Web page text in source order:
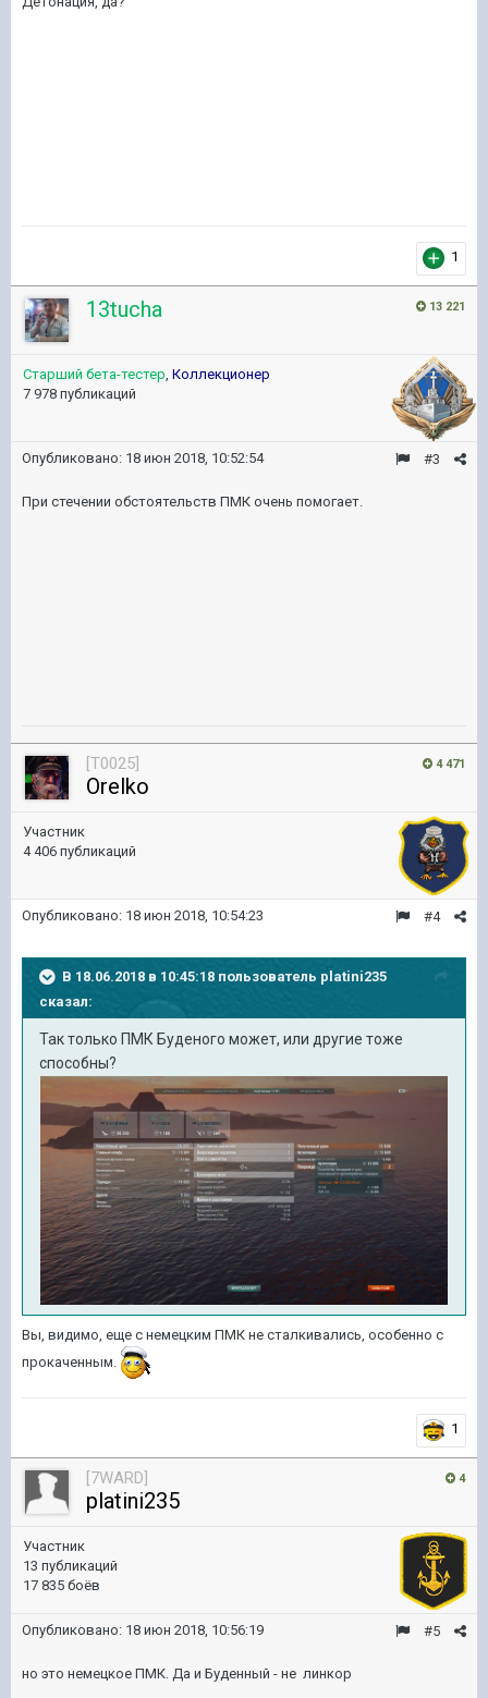
1
13 221
13tucha
Старший бета-тестер, Коллекционер
7 978 публикаций
#3
Опубликовано: 18 июн 2018, 10:52:54
При стечении обстоятельств ПМК очень помогает.
4 471
[T0025]
Orelko
Участник
4 406 публикаций
#4
Опубликовано: 18 июн 2018, 10:54:23
В 18.06.2018 в 10:45:18 пользователь platini235
сказал:
Так только ПМК Буденого может, или другие тоже
способны?
Вы, видимо, еще с немецким ПМК не сталкивались, особенно с
прокаченным.
1
4
[7WARD]
platini235
Участник
13 публикаций
17 835 боёв
#5
Опубликовано: 18 июн 2018, 10:56:19
но это немецкое ПМК. Да и Буденный - не линкор